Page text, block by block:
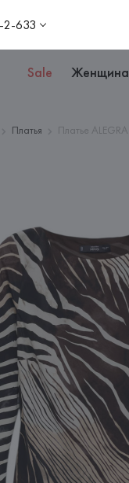
2-633
Sale
Платья Платье